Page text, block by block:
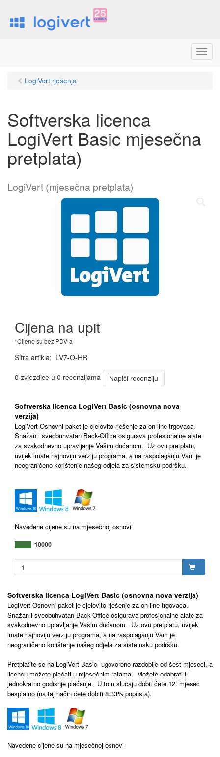
M
e
LogiVert rješenja
Softverska licenca
LogiVert Basic mjesečna
pretplata)
LogiVert (mjesečna pretplata)
Cijena na upit
*Cijene su bez PDV-a
Šifra artikla: LV7-O-HR
0 zvjezdice u 0 recenzijama
Napiši recenziju
Softverska licenca LogiVert Basic (osnovna nova
verzija)
LogiVert Osnovni paket je cjelovito rješenje za on-line trgovaca.
Snažan i sveobuhvatan Back-Office osigurava profesionalne alate
za svakodnevno upravljanje Vašim dućanom. Uz ovu pretplatu,
uvijek imate najnoviju verziju programa, a na raspolaganju Vam je
neograničeno korištenje našeg odjela za sistemsku podršku.
Navedene cijene su na mjesečnoj osnovi
10000
Softverska licenca LogiVert Basic (osnovna nova verzija)
LogiVert Osnovni paket je cjelovito rješenje za on-line trgovaca.
Snažan i sveobuhvatan Back-Office osigurava profesionalne alate za
svakodnevno upravljanje Vašim dućanom. Uz ovu pretplatu, uvijek
imate najnoviju verziju programa, a na raspolaganju Vam je
neograničeno korištenje našeg odjela za sistemsku podršku.
Pretplatite se na LogiVert Basic ugovoreno razdoblje od šest mjeseci, a
licencu možete plaćati u mjesečnim ratama. Možete odabrati i
jednokratno godišnje plaćanje. U tom slučaju dobit ćete 12. mjesec
besplatno (na taj način ćete dobiti 8.33% popusta).
Navedene cijene su na mjesečnoj osnovi